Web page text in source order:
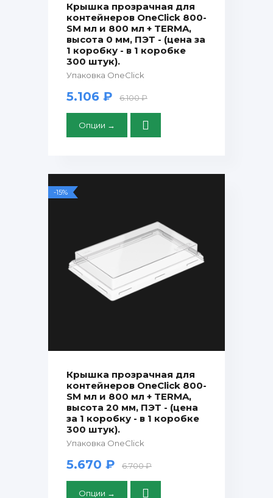
Крышка прозрачная для
контейнеров OneClick 800-
SM мл и 800 мл + TERMA,
высота 0 мм, ПЭТ - (цена за
1 коробку - в 1 коробке
300 штук).
Упаковка OneClick
5.106 ₽ 6.100 ₽
Опции →
-15%
Крышка прозрачная для
контейнеров OneClick 800-
SM мл и 800 мл + TERMA,
высота 20 мм, ПЭТ - (цена
за 1 коробку - в 1 коробке
300 штук).
Упаковка OneClick
5.670 ₽ 6.700 ₽
Опции →